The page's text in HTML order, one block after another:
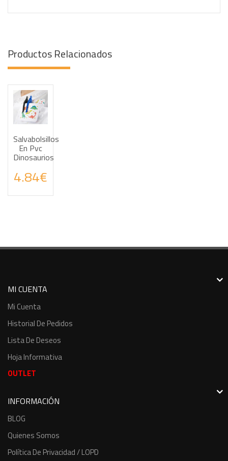
Productos Relacionados
Salvabolsillos
En Pvc
Dinosaurios
4.84€
Haz tus consultas por WhatsApp
MI CUENTA
Mi Cuenta
Historial De Pedidos
Lista De Deseos
Hoja Informativa
OUTLET
INFORMACIÓN
BLOG
Quienes Somos
Política De Privacidad / LOPD